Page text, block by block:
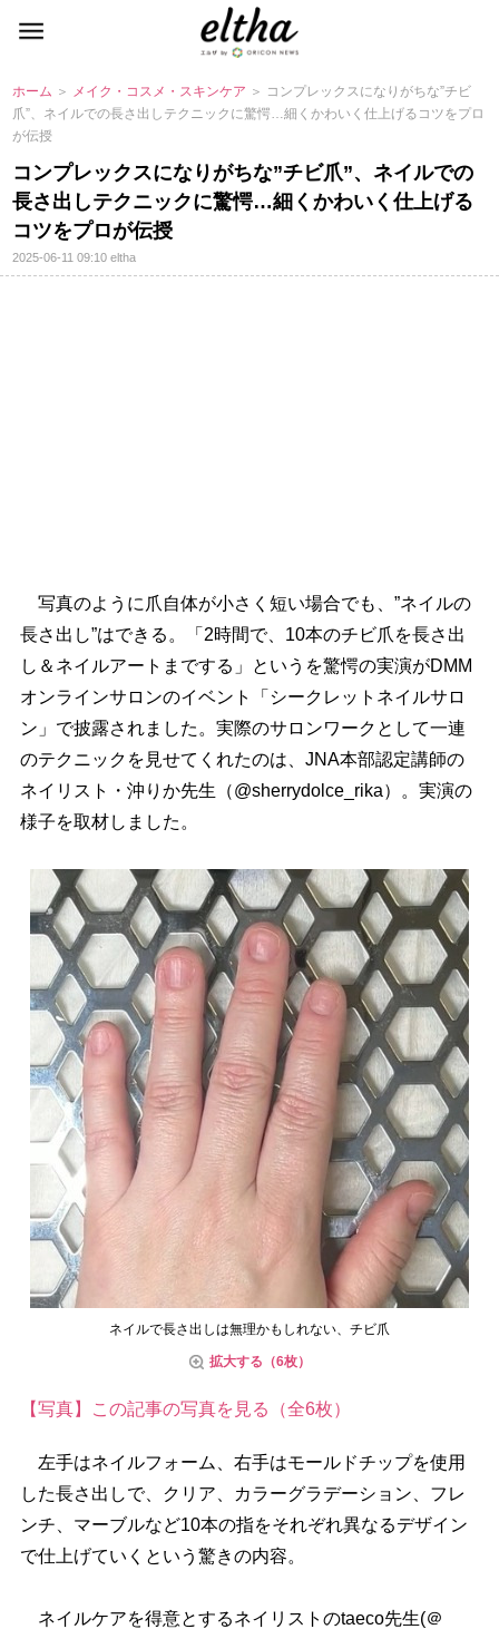
ホーム ＞ メイク・コスメ・スキンケア ＞ コンプレックスになりがちな”チビ
爪”、ネイルでの長さ出しテクニックに驚愕…細くかわいく仕上げるコツをプロ
が伝授
コンプレックスになりがちな”チビ爪”、ネイルでの
長さ出しテクニックに驚愕…細くかわいく仕上げる
コツをプロが伝授
2025-06-11 09:10eltha
写真のように爪自体が小さく短い場合でも、”ネイルの
長さ出し”はできる。「2時間で、10本のチビ爪を長さ出
し＆ネイルアートまでする」というを驚愕の実演がDMM
オンラインサロンのイベント「シークレットネイルサロ
ン」で披露されました。実際のサロンワークとして一連
のテクニックを見せてくれたのは、JNA本部認定講師の
ネイリスト・沖りか先生（@sherrydolce_rika）。実演の
様子を取材しました。
ネイルで長さ出しは無理かもしれない、チビ爪
拡大する（6枚）
【写真】この記事の写真を見る（全6枚）
左手はネイルフォーム、右手はモールドチップを使用
した長さ出しで、クリア、カラーグラデーション、フレ
ンチ、マーブルなど10本の指をそれぞれ異なるデザイン
で仕上げていくという驚きの内容。
ネイルケアを得意とするネイリストのtaeco先生(＠